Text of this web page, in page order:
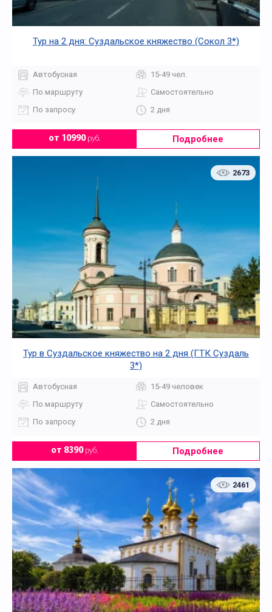
Тур на 2 дня: Суздальское княжество (Сокол 3*)
Автобусная
15-49 чел.
По маршруту
Самостоятельно
По запросу
2 дня
от 10990руб. Подробнее
2673
Тур в Суздальское княжество на 2 дня (ГТК Суздаль
3*)
Автобусная
15-49 человек
По маршруту
Самостоятельно
По запросу
2 дня
от 8390руб. Подробнее
2461